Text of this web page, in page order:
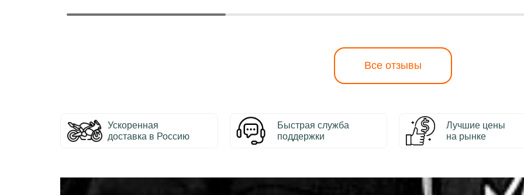
Все отзывы
Ускоренная
доставка в Россию
Быстрая служба
поддержки
Лучшие цены
на рынке